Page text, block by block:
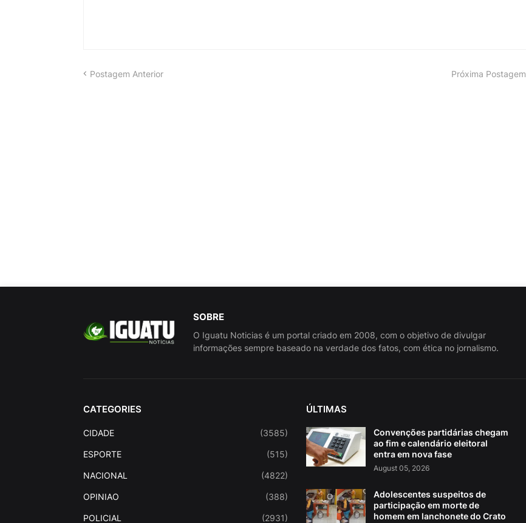
Postagem Anterior Próxima Postagem
SOBRE
O Iguatu Noticias é um portal criado em 2008, com o objetivo de divulgar
informações sempre baseado na verdade dos fatos, com ética no jornalismo.
CATEGORIES
CIDADE (3585)
ESPORTE (515)
NACIONAL (4822)
OPINIAO (388)
POLICIAL (2931)
ÚLTIMAS
Convenções partidárias chegam
ao fim e calendário eleitoral
entra em nova fase
August 05, 2026
Adolescentes suspeitos de
participação em morte de
homem em lanchonete do Crato